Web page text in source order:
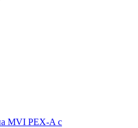
MVI PEX-A с